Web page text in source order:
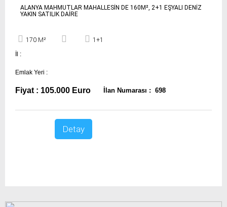
ALANYA MAHMUTLAR MAHALLESİN DE 160M², 2+1 EŞYALI DENİZ
YAKIN SATILIK DAİRE
170 M²
1+1
İl :
Emlak Yeri :
Fiyat : 105.000 Euro İlan Numarası : 698
Detay